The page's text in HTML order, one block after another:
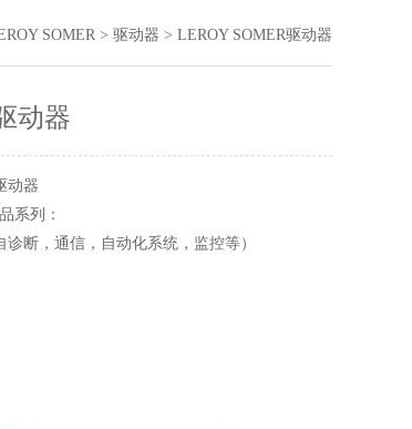
SOMER > 驱动器 > LEROY SOMER驱动器
动器
动器
系列：
断，通信，自动化系统，监控等）